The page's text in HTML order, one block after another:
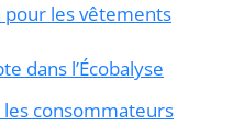
les vêtements
dans l’Écobalyse
consommateurs